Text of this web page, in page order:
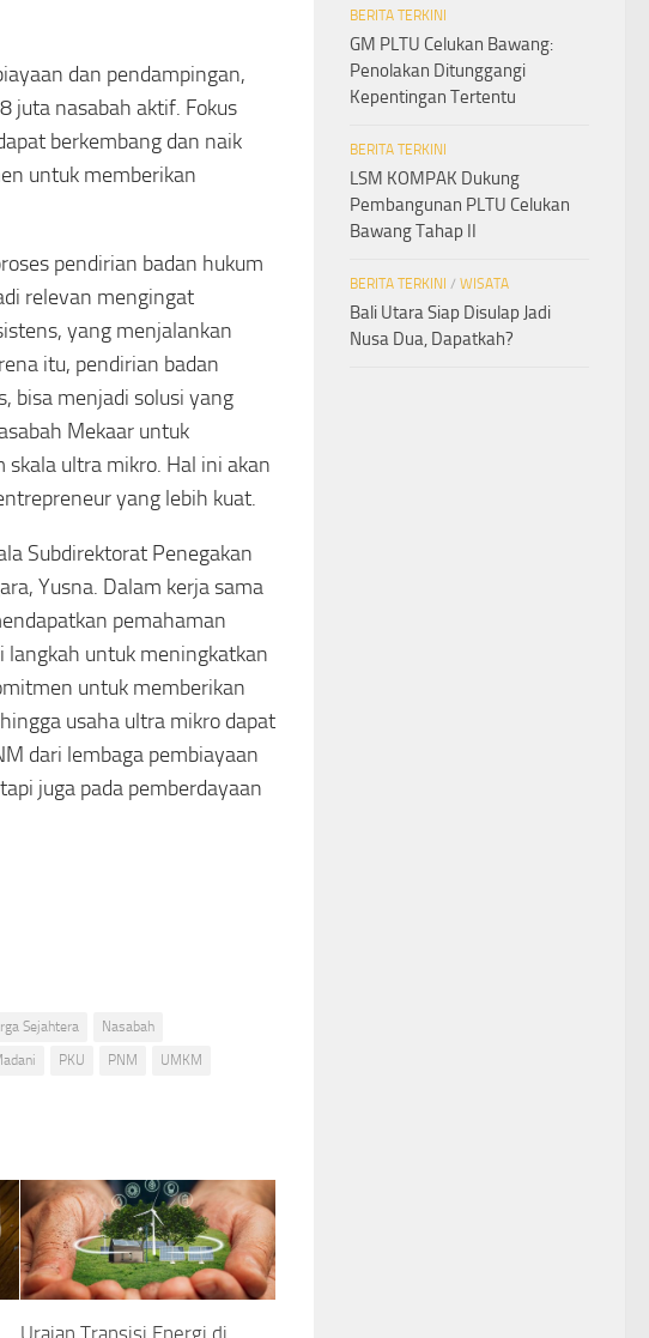
dan pendampingan,
juta nasabah aktif. Fokus
berkembang dan naik
untuk memberikan
pendirian badan hukum
relevan mengingat
yang menjalankan
itu, pendirian badan
bisa menjadi solusi yang
Mekaar untuk
ultra mikro. Hal ini akan
yang lebih kuat.
Subdirektorat Penegakan
Yusna. Dalam kerja sama
pemahaman
langkah untuk meningkatkan
untuk memberikan
usaha ultra mikro dapat
dari lembaga pembiayaan
juga pada pemberdayaan
Sejahtera
Nasabah
PKU PNM UMKM
BERITA TERKINI
GM PLTU Celukan Bawang:
Penolakan Ditunggangi
Kepentingan Tertentu
BERITA TERKINI
LSM KOMPAK Dukung
Pembangunan PLTU Celukan
Bawang Tahap II
BERITA TERKINI / WISATA
Bali Utara Siap Disulap Jadi
Nusa Dua, Dapatkah?